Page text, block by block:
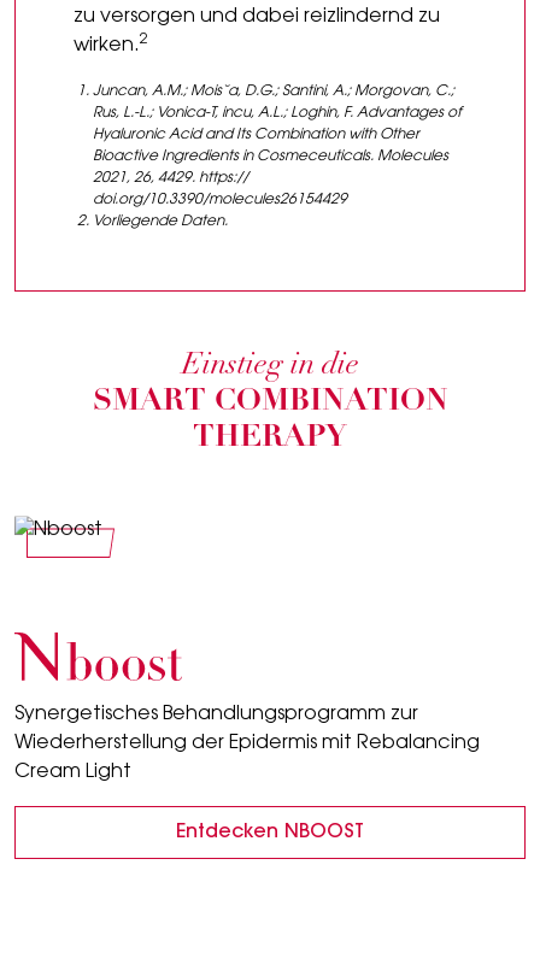
zu versorgen und dabei reizlindernd zu
wirken.2
Juncan, A.M.; Mois˘a, D.G.; Santini, A.; Morgovan, C.;
Rus, L.-L.; Vonica-T, incu, A.L.; Loghin, F. Advantages of
Hyaluronic Acid and Its Combination with Other
Bioactive Ingredients in Cosmeceuticals. Molecules
2021, 26, 4429. https://
doi.org/10.3390/molecules26154429
Vorliegende Daten.
Einstieg in die
SMART COMBINATION
THERAPY
Nboost
Synergetisches Behandlungsprogramm zur
Wiederherstellung der Epidermis mit Rebalancing
Cream Light
Entdecken NBOOST